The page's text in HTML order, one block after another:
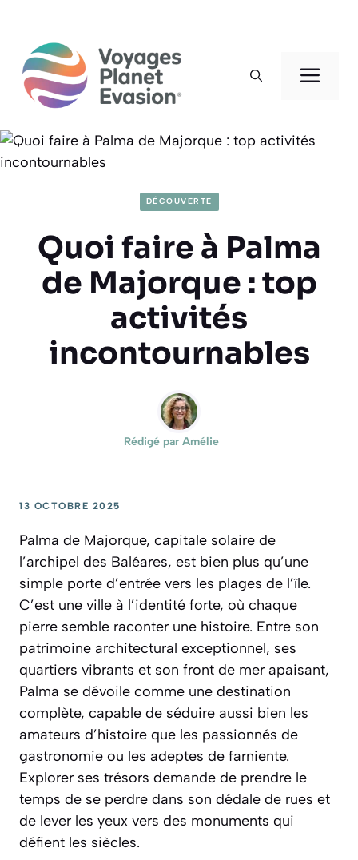
contenu
DÉCOUVERTE
Quoi faire à Palma
de Majorque : top
activités
incontournables
Rédigé par Amélie
13 OCTOBRE 2025
Palma de Majorque, capitale solaire de
l’archipel des Baléares, est bien plus qu’une
simple porte d’entrée vers les plages de l’île.
C’est une ville à l’identité forte, où chaque
pierre semble raconter une histoire. Entre son
patrimoine architectural exceptionnel, ses
quartiers vibrants et son front de mer apaisant,
Palma se dévoile comme une destination
complète, capable de séduire aussi bien les
amateurs d’histoire que les passionnés de
gastronomie ou les adeptes de farniente.
Explorer ses trésors demande de prendre le
temps de se perdre dans son dédale de rues et
de lever les yeux vers des monuments qui
défient les siècles.